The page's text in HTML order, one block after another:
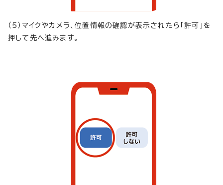
（5）マイクやカメラ、位置情報の確認が表示されたら「許可」を
押して先へ進みます。